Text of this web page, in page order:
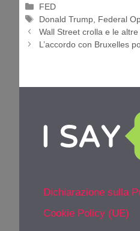
Categorie
FED
Tag
Donald Trump Federal
Wall Street crolla e le
L’accordo con Bruxelles
Dichiarazione sulla
Cookie Policy (UE)